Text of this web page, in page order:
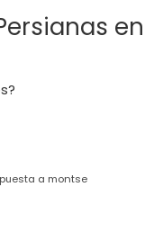
a montse